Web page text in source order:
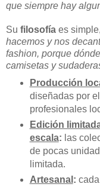
que siempre hay
Su filosofía es simple,
hacemos y nos
fashion, porque
camisetas y
Producción
diseñadas por
profesionales
Edición
escala: las
de pocas
limitada.
Artesanal :